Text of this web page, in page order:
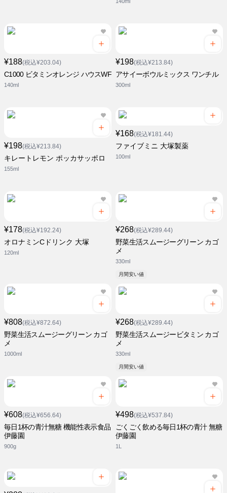
¥188(税込¥203.04)
C1000 ビタミンオレンジ ハウスWF
140ml
¥198(税込¥213.84)
アサイーボウルミックス ワンチル
300ml
¥198(税込¥213.84)
キレートレモン ポッカサッポロ
155ml
¥168(税込¥181.44)
ファイブミニ 大塚製薬
100ml
¥178(税込¥192.24)
オロナミンCドリンク 大塚
120ml
¥268(税込¥289.44)
野菜生活スムージーグリーン カゴ
メ
330ml
月間安い値
¥808(税込¥872.64)
野菜生活スムージーグリーン カゴ
メ
1000ml
¥268(税込¥289.44)
野菜生活スムージービタミン カゴ
メ
330ml
月間安い値
¥608(税込¥656.64)
毎日1杯の青汁無糖 機能性表示食品
伊藤園
900g
¥498(税込¥537.84)
ごくごく飲める毎日1杯の青汁 無糖
伊藤園
1L